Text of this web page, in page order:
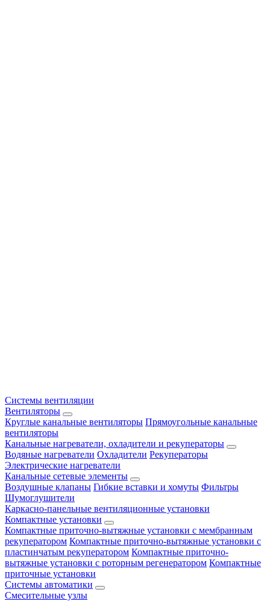
Системы вентиляции
Вентиляторы
Круглые канальные вентиляторы Прямоугольные канальные
вентиляторы
Канальные нагреватели, охладители и рекуператоры
Водяные нагреватели Охладители Рекуператоры
Электрические нагреватели
Канальные сетевые элементы
Воздушные клапаны Гибкие вставки и хомуты Фильтры
Шумоглушители
Каркасно-панельные вентиляционные установки
Компактные установки
Компактные приточно-вытяжные установки с мембранным
рекуператором Компактные приточно-вытяжные установки с
пластинчатым рекуператором Компактные приточно-
вытяжные установки с роторным регенератором Компактные
приточные установки
Системы автоматики
Смесительные узлы